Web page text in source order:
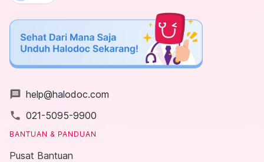
message help@halodoc.com
local_phone 021-5095-9900
BANTUAN & PANDUAN
Pusat Bantuan